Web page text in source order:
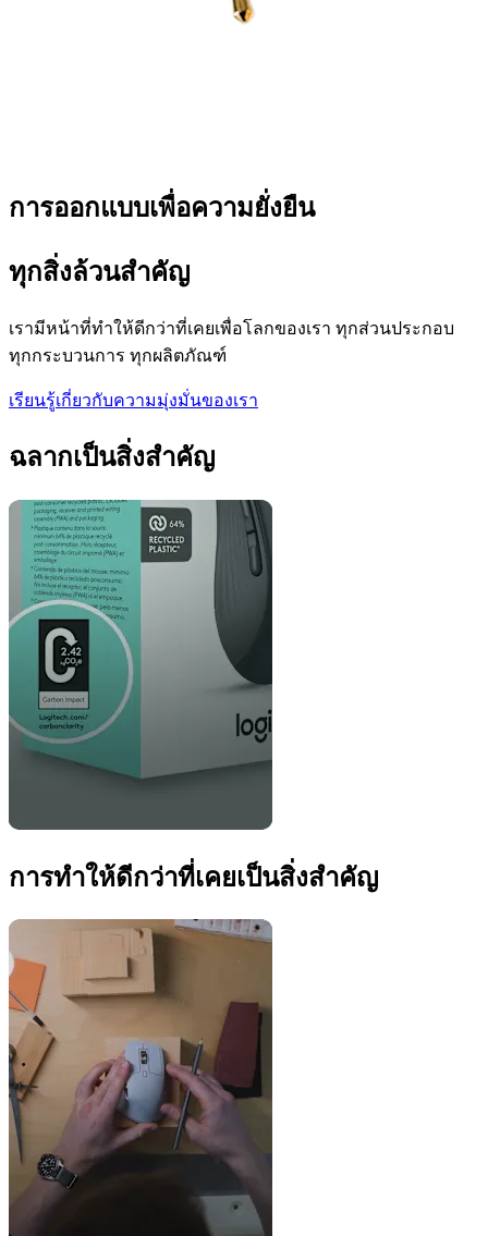
การออกแบบเพื่อความยั่งยืน
ทุกสิ่งล้วนสำคัญ
เรามีหน้าที่ทำให้ดีกว่าที่เคยเพื่อโลกของเรา ทุกส่วนประกอบ
ทุกกระบวนการ ทุกผลิตภัณฑ์
เรียนรู้เกี่ยวกับความมุ่งมั่นของเรา
ฉลากเป็นสิ่งสำคัญ
การทำให้ดีกว่าที่เคยเป็นสิ่งสำคัญ